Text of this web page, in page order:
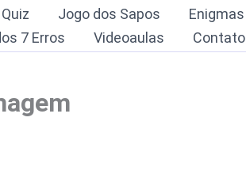
Jogo dos Sapos Enigmas
7 Erros Videoaulas Contato